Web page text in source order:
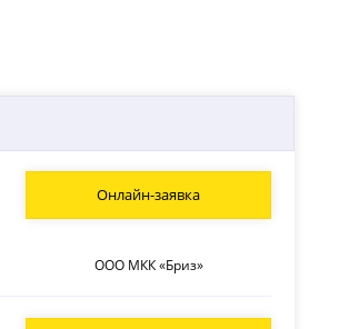
ООО МКК «Бриз»
Онлайн-заявка